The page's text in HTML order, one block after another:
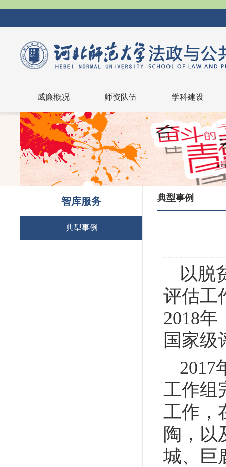
威廉概况 师资队伍 学科建设
智库服务
典型事例
典型事例
以脱
评估工
2018
国家级
2017
工作组
工作，
陶，以
城、巨